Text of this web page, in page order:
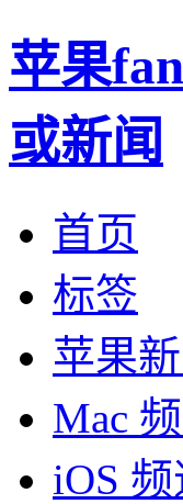
苹果
或新闻
首页
标签
苹果
Mac
iOS 频